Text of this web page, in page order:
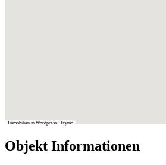
Immobilien in Wordpress - Frymo
Objekt Informationen